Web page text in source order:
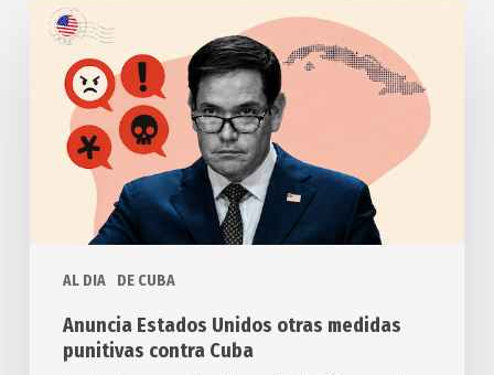
AL DIA DE CUBA
Anuncia
Estados
Unidos
medidas
punitivas
Anuncia Estados Unidos otras medidas
punitivas contra Cuba